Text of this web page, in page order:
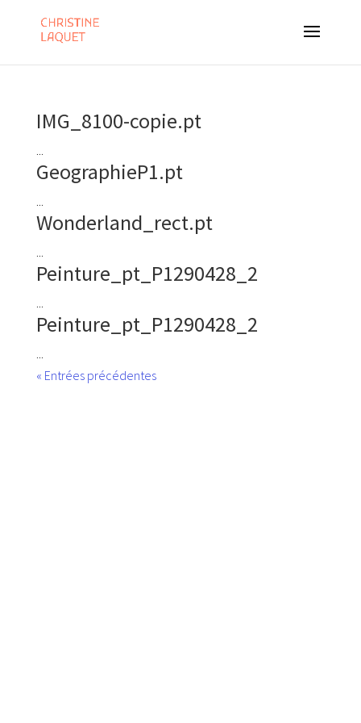
IMG_8100-copie.pt
...
GeographieP1.pt
...
Wonderland_rect.pt
...
Peinture_pt_P1290428_2
...
Peinture_pt_P1290428_2
...
« Entrées précédentes